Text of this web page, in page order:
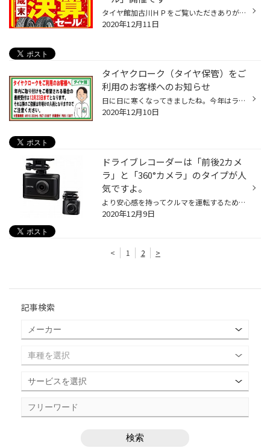
タイヤ館加古川ＨＰをご覧いただきありがとうございます！ さぁついに２０２０年のラストセールになる「歳末決算セール」が１２／１２よりスタートです！！ 営業最終日である１２／３０まで！ ニュースでも週明けに寒波の予想がでています。 この土日はお客様のご来店状況がどうなるか予想できませ...
2020年12月11日
タイヤクローク（タイヤ保管）をご
利用のお客様へのお知らせ
日に日に寒くなってきましたね。今年はラニーニャ現象により寒くなりそうです。 現状、スタッドレスタイヤへの履き替え作業のご予約もだいぶん埋まってきている 状態です。（特に土日はすぐに予約でいっぱいになります） 倉庫からのお取り寄せには1週間から10日程お日にちがかかります。 年内にスタ...
2020年12月10日
ドライブレコーダーは「前後2カメ
ラ」と「360°カメラ」のタイプが人
気ですよ。
より安心感を持ってクルマを運転するために、いまや必須アイテムともいえるドライブレコーダー。純正装備として採用する車種も増えるなど注目度が上がっています。たくさんのメーカーからさまざまな機種が販売されていますが、前方カメラのみの「フロントカメラタイプ」、後方も録画できる「前後2カ...
2020年12月9日
< 1 2 >
記事検索